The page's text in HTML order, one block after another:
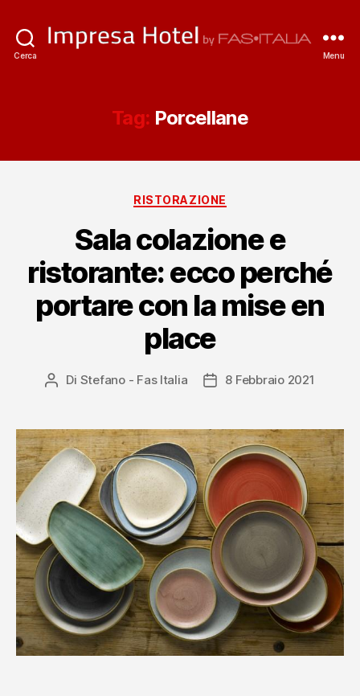
Cerca Menu
Tag: Porcellane
Categorie
RISTORAZIONE
Sala colazione e
ristorante: ecco perché
portare con la mise en
place
Autore
Di Stefano - Fas Italia
Data8 Febbraio 2021